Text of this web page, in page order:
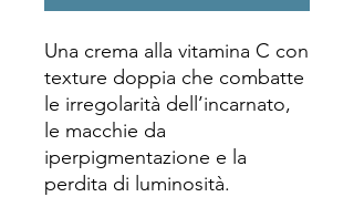
Una crema alla vitamina C con
texture doppia che combatte
le irregolarità dell’incarnato,
le macchie da
iperpigmentazione e la
perdita di luminosità.